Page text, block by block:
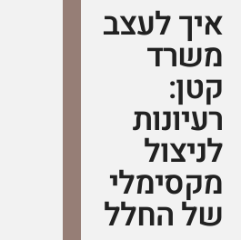
איך לעצב
משרד
קטן:
רעיונות
לניצול
מקסימלי
של החלל